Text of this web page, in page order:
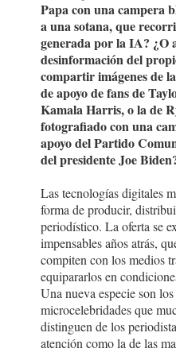
Papa con una campera
a una sotana, que
generada por la IA? ¿O
desinformación del
compartir imágenes de
de apoyo de fans de
Kamala Harris, o la de
fotografiado con una
apoyo del Partido
del presidente Joe
Las tecnologías digitales
forma de producir,
periodístico. La oferta se
impensables años atrás,
compiten con los medios
equipararlos en
Una nueva especie son
microcelebridades que
distinguen de los
atención como la de las